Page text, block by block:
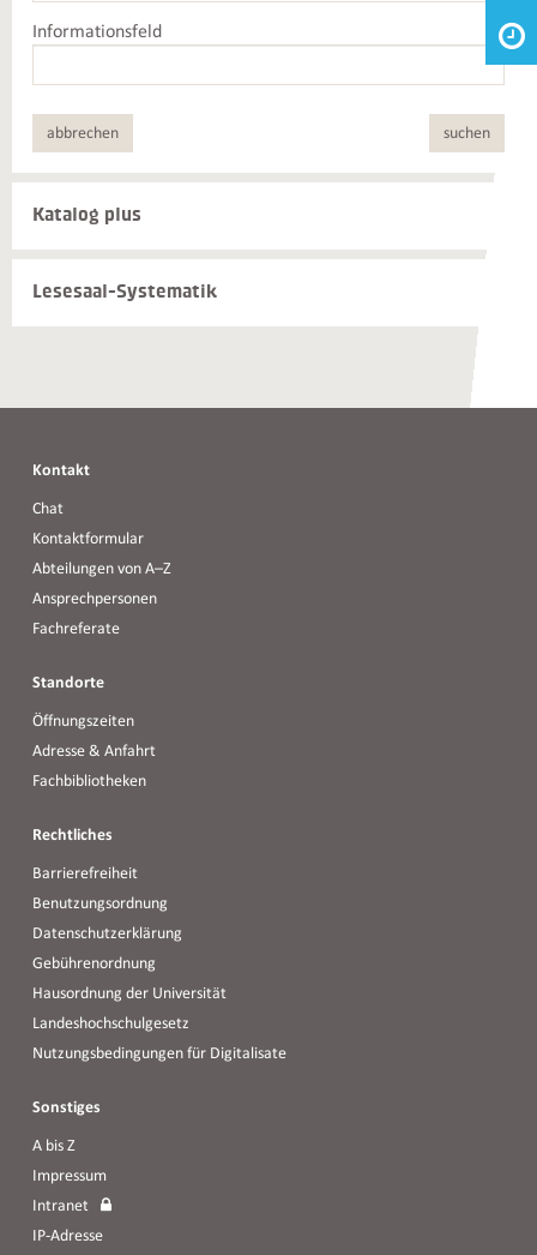
Informationsfeld
abbrechen suchen
Informationen
Kontakte
Katalog plus
Lesesaal-Systematik
Kontakt
Chat
Kontaktformular
Abteilungen von A–Z
Ansprechpersonen
Fachreferate
Standorte
Öffnungszeiten
Adresse & Anfahrt
Fachbibliotheken
Rechtliches
Barrierefreiheit
Benutzungsordnung
Datenschutzerklärung
Gebührenordnung
Hausordnung der Universität
Landeshochschulgesetz
Nutzungsbedingungen für Digitalisate
Sonstiges
A bis Z
Impressum
Intranet
IP-Adresse